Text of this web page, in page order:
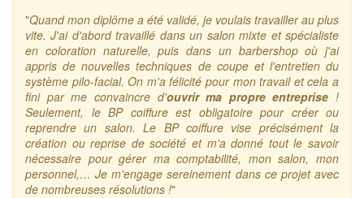
"Quand mon diplôme a été validé, je voulais travailler au plus
vite. J'ai d'abord travaillé dans un salon mixte et spécialiste
en coloration naturelle, puis dans un barbershop où j'ai
appris de nouvelles techniques de coupe et l'entretien du
système pilo-facial. On m'a félicité pour mon travail et cela a
fini par me convaincre d'ouvrir ma propre entreprise !
Seulement, le BP coiffure est obligatoire pour créer ou
reprendre un salon. Le BP coiffure vise précisément la
création ou reprise de société et m'a donné tout le savoir
nécessaire pour gérer ma comptabilité, mon salon, mon
personnel,… Je m'engage sereinement dans ce projet avec
de nombreuses résolutions !"